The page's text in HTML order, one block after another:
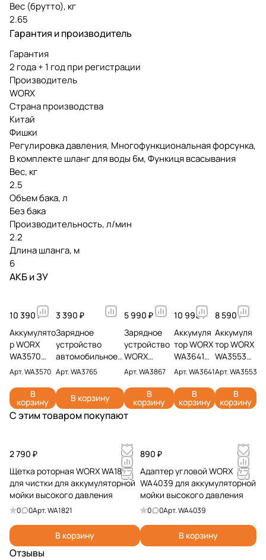
Вес (брутто), кг
2.65
Гарантия и производитель
Гарантия
2 года + 1 год при регистрации
Производитель
WORX
Страна производства
Китай
Фишки
Регулировка давления, Многофункциональная форсунка,
В комплекте шланг для воды 6м, Функиця всасывания
Вес, кг
2.5
Объем бака, л
Без бака
Производительность, л/мин
2.2
Длина шланга, м
6
АКБ и ЗУ
10 390 ₽
Аккумулято
р WORX
WA3570
PRO 20V
5Ач
Арт.WA3570
В
корзину
3 390 ₽
Зарядное
устройство
автомобильное
WORX WA3765
20V 2А
Арт.WA3765
В корзину
5 990 ₽
Зарядное
устройство
WORX
WA3867 20V
6А
Арт.WA3867
В
корзину
10 990 ₽
Аккумуля
тор WORX
WA3641
20V 6Ач
Арт.WA3641
В
корзину
8 590 ₽
Аккумуля
тор WORX
WA3553
20V 4Ач
Арт.WA3553
В
корзину
С этим товаром покупают
2 790 ₽
Щетка роторная WORX WA1821
для чистки для аккумуляторной
мойки высокого давления
0 0Арт.WA1821
В корзину
890 ₽
Адаптер угловой WORX
WA4039 для аккумуляторной
мойки высокого давления
0 0Арт.WA4039
В корзину
Отзывы